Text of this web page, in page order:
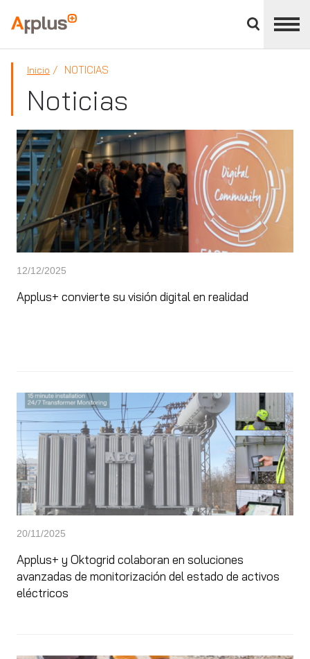
panel
Applus+
Inicio NOTICIAS
Noticias
12/12/2025
Applus+ convierte su visión digital en realidad
20/11/2025
Applus+ y Oktogrid colaboran en soluciones
avanzadas de monitorización del estado de activos
eléctricos